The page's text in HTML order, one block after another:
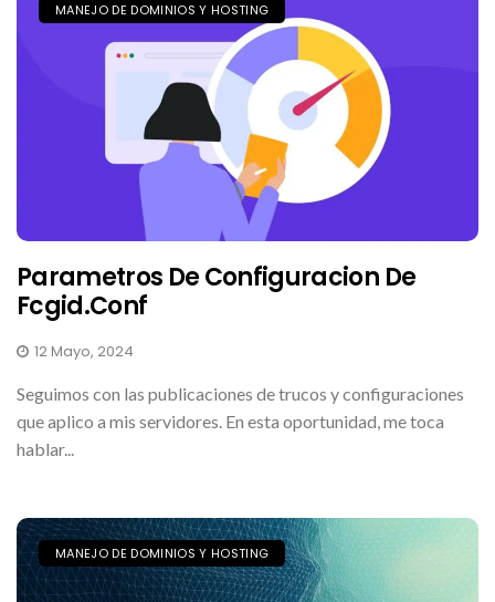
MANEJO DE DOMINIOS Y HOSTING
Parametros De Configuracion De
Fcgid.conf
12 Mayo, 2024
Seguimos con las publicaciones de trucos y configuraciones
que aplico a mis servidores. En esta oportunidad, me toca
hablar...
MANEJO DE DOMINIOS Y HOSTING